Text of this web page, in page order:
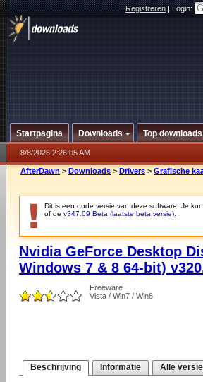
Registreren|Login:
Startpagina Downloads Top downloads
8/8/2026 2:26:05 AM
AfterDawn > Downloads > Drivers > Grafische
Dit is een oude versie van deze software. Je
of de v347.09 Beta (laatste beta versie)
Nvidia GeForce Desktop
Windows 7 & 8 64-bit)
Freeware
Vista / Win7 / Win8
Beschrijving Informatie Alle